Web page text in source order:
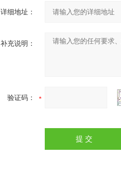
详细地址：
补充说明：
验证码：